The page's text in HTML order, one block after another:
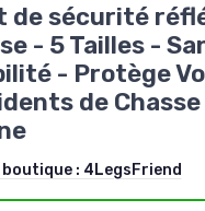
de sécurité
- 5 Tailles -
- Protège
de
: 4LegsFriend